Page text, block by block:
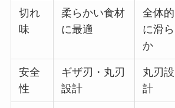
切れ
味
柔らかい食材
に最適
全体的
に滑ら
か
安全
性
ギザ刃・丸刃
設計
丸刃設
計